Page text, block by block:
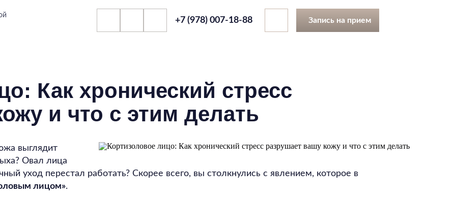
+7 (978) 007-18-88 Запись на прием
Как хронический стресс
и что с этим делать
выглядит
Овал лица
уход перестал работать? Скорее всего, вы столкнулись с явлением, которое в
лицом».